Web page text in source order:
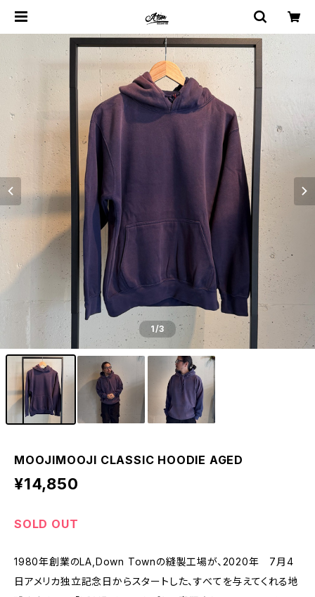
1/3
MOOJIMOOJI CLASSIC HOODIE AGED
¥14,850
SOLD OUT
1980年創業のLA,Down Townの縫製工場が、2020年 7月4
日アメリカ独立記念日からスタートした、すべてを与えてくれる地